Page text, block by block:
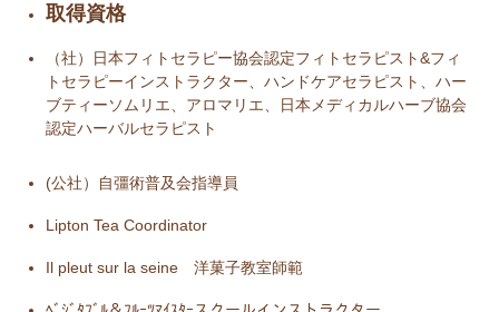
取得資格
（社）日本フィトセラピー協会認定フィトセラピスト&フィ
トセラピーインストラクター、ハンドケアセラピスト、ハー
ブティーソムリエ、アロマリエ、日本メディカルハーブ協会
認定ハーバルセラピスト
(公社）自彊術普及会指導員
Lipton Tea Coordinator
Il pleut sur la seine 洋菓子教室師範